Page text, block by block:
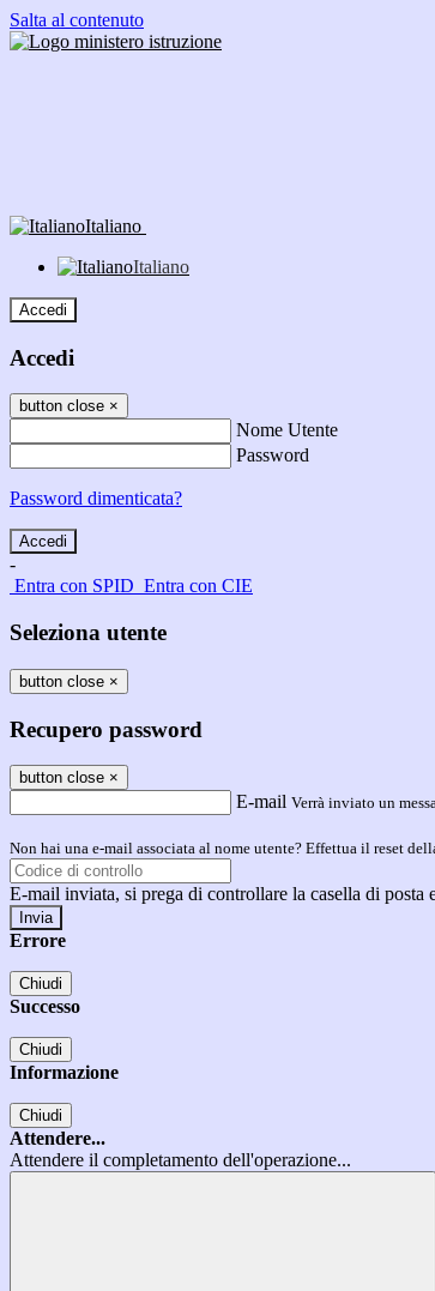
Salta al contenuto
Italiano
Italiano
Accedi
Accedi
button close ×
Nome Utente
Password
Password dimenticata?
-
Entra con SPID Entra con CIE
Seleziona utente
button close ×
Recupero password
button close ×
E-mail Verrà inviato un
Non hai una e-mail associata al nome utente? Effettua il reset
E-mail inviata, si prega di controllare la casella di posta
Errore
Chiudi
Successo
Chiudi
Informazione
Chiudi
Attendere...
Attendere il completamento dell'operazione...